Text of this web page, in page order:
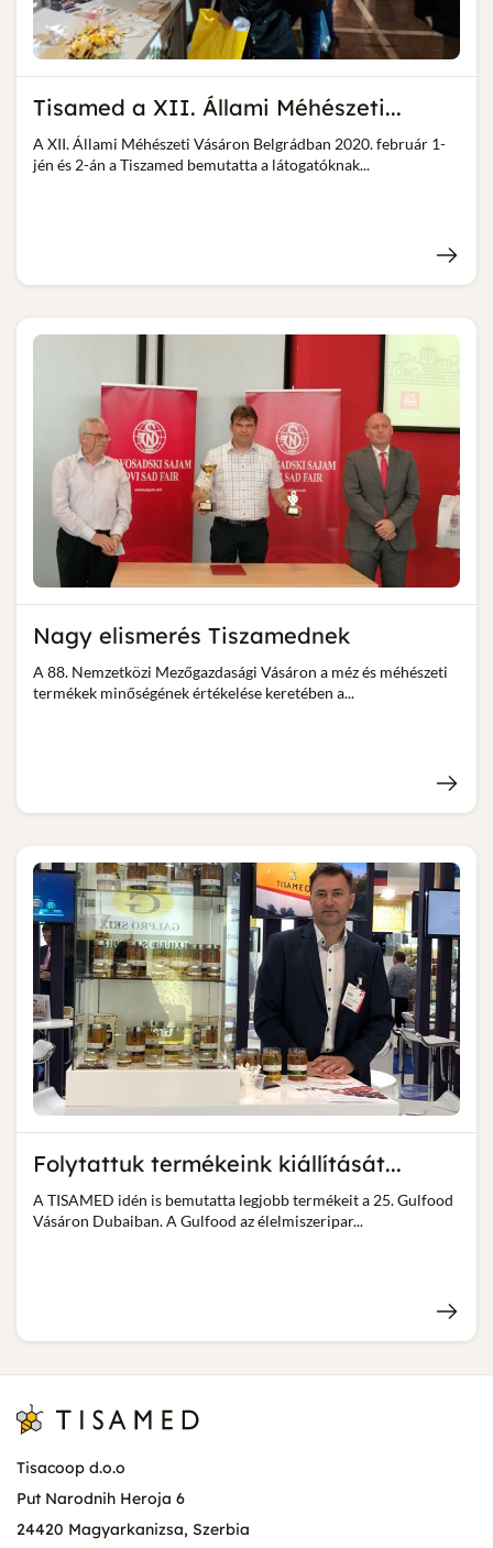
Tisamed a XII. Állami Méhészeti...
A XII. Állami Méhészeti Vásáron Belgrádban 2020. február 1-
jén és 2-án a Tiszamed bemutatta a látogatóknak...
Nagy elismerés Tiszamednek
A 88. Nemzetközi Mezőgazdasági Vásáron a méz és méhészeti
termékek minőségének értékelése keretében a...
Folytattuk termékeink kiállítását...
A TISAMED idén is bemutatta legjobb termékeit a 25. Gulfood
Vásáron Dubaiban. A Gulfood az élelmiszeripar...
Tisacoop d.o.o
Put Narodnih Heroja 6
24420 Magyarkanizsa, Szerbia